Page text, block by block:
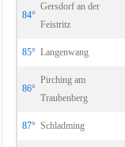
84°
Gersdorf an der
Feistritz
85° Langenwang
86°
Pirching am
Traubenberg
87° Schladming